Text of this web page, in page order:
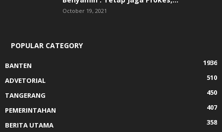
October 19, 2021
POPULAR CATEGORY
BANTEN
1936
ADVETORIAL
510
TANGERANG
450
PEMERINTAHAN
407
BERITA UTAMA
358